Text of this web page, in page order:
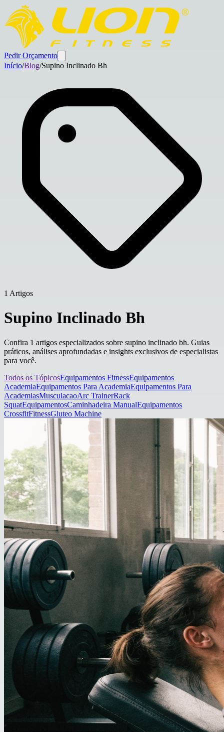
Pedir Orçamento
Início/Blog/Supino Inclinado Bh
1 Artigos
Supino Inclinado Bh
Confira 1 artigos especializados sobre supino inclinado bh. Guias
práticos, análises aprofundadas e insights exclusivos de especialistas
para você.
Todos os TópicosEquipamentos FitnessEquipamentos
AcademiaEquipamentos Para AcademiaEquipamentos Para
AcademiasMusculacaoArc TrainerRack
SquatEquipamentosCaminhadeira ManualEquipamentos
CrossfitFitnessGluteo Machine